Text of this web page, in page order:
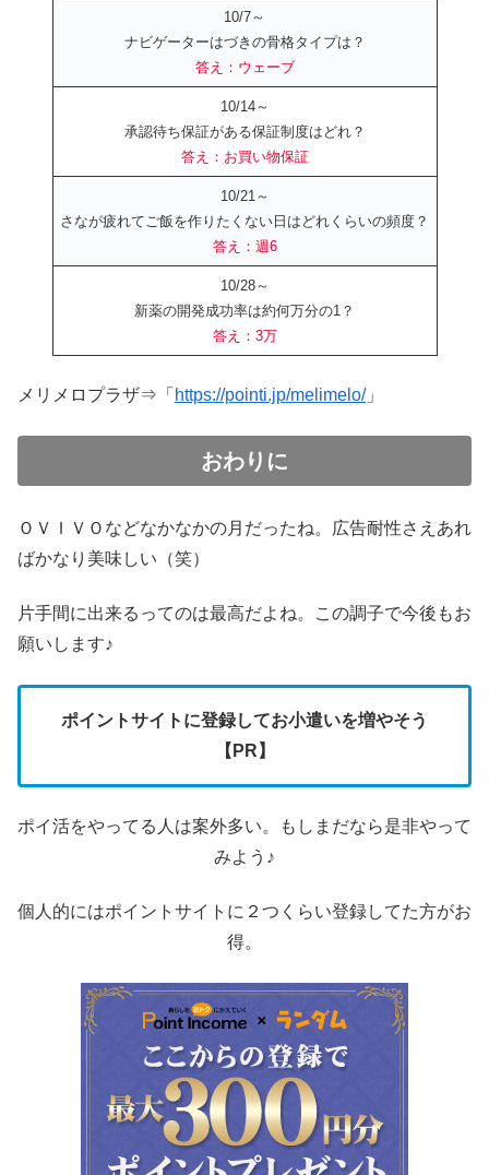
10/7～
ナビゲーターはづきの骨格タイプは？
答え：ウェーブ
10/14～
承認待ち保証がある保証制度はどれ？
答え：お買い物保証
10/21～
さなが疲れてご飯を作りたくない日はどれくらいの頻度？
答え：週6
10/28～
新薬の開発成功率は約何万分の1？
答え：3万
メリメロプラザ⇒「 https://pointi.jp/melimelo/」
おわりに
ＯＶＩＶＯなどなかなかの月だったね。広告耐性さえあれ
ばかなり美味しい（笑）
片手間に出来るってのは最高だよね。この調子で今後もお
願いします♪
ポイントサイトに登録してお小遣いを増やそう
【PR】
ポイ活をやってる人は案外多い。もしまだなら是非やって
みよう♪
個人的にはポイントサイトに２つくらい登録してた方がお
得。